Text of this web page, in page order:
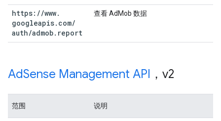
https: //www.
googleapis. com/
auth/admob. report
查看 AdMob 数据
AdSense Management API ，v2
范围 说明